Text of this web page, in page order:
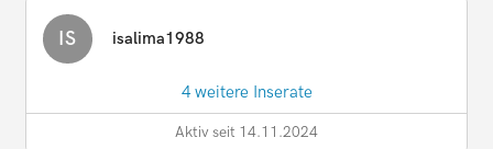
IS isalima1988
4 weitere Inserate
Aktiv seit 14.11.2024